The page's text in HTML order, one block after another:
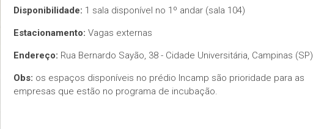
Disponibilidade: 1 sala disponível no 1º andar (sala 104)
Estacionamento: Vagas externas
Endereço: Rua Bernardo Sayão, 38 - Cidade Universitária, Campinas (SP)
Obs: os espaços disponíveis no prédio Incamp são prioridade para as
empresas que estão no programa de incubação.